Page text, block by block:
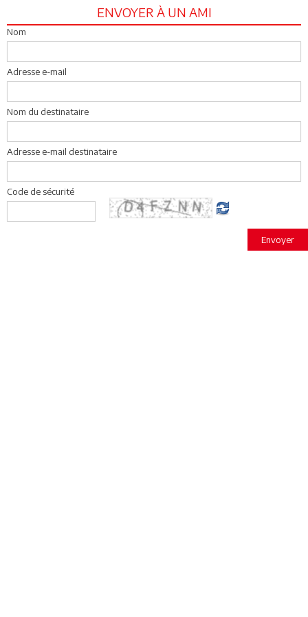
ENVOYER À UN AMI
Nom
Adresse e-mail
Nom du destinataire
Adresse e-mail destinataire
Code de sécurité
Envoyer